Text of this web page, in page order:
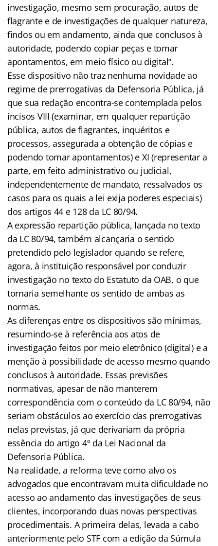
investigação, mesmo sem procuração, autos de
flagrante e de investigações de qualquer natureza,
findos ou em andamento, ainda que conclusos à
autoridade, podendo copiar peças e tomar
apontamentos, em meio físico ou digital”.
Esse dispositivo não traz nenhuma novidade ao
regime de prerrogativas da Defensoria Pública, já
que sua redação encontra-se contemplada pelos
incisos VIII (examinar, em qualquer repartição
pública, autos de flagrantes, inquéritos e
processos, assegurada a obtenção de cópias e
podendo tomar apontamentos) e XI (representar a
parte, em feito administrativo ou judicial,
independentemente de mandato, ressalvados os
casos para os quais a lei exija poderes especiais)
dos artigos 44 e 128 da LC 80/94.
A expressão repartição pública, lançada no texto
da LC 80/94, também alcançaria o sentido
pretendido pelo legislador quando se refere,
agora, à instituição responsável por conduzir
investigação no texto do Estatuto da OAB, o que
tornaria semelhante os sentido de ambas as
normas.
As diferenças entre os dispositivos são mínimas,
resumindo-se à referência aos atos de
investigação feitos por meio eletrônico (digital) e a
menção à possibilidade de acesso mesmo quando
conclusos à autoridade. Essas previsões
normativas, apesar de não manterem
correspondência com o conteúdo da LC 80/94, não
seriam obstáculos ao exercício das prerrogativas
nelas previstas, já que derivariam da própria
essência do artigo 4º da Lei Nacional da
Defensoria Pública.
Na realidade, a reforma teve como alvo os
advogados que encontravam muita dificuldade no
acesso ao andamento das investigações de seus
clientes, incorporando duas novas perspectivas
procedimentais. A primeira delas, levada a cabo
anteriormente pelo STF com a edição da Súmula